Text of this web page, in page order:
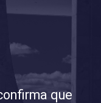
que